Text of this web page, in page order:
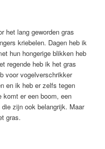
het lang geworden gras
kriebelen. Dagen heb ik
hun hongerige blikken heb
regende heb ik het gras
voor vogelverschrikker
en ik heb er zelfs tegen
komt er een boom, een
zijn ook belangrijk. Maar
gras.